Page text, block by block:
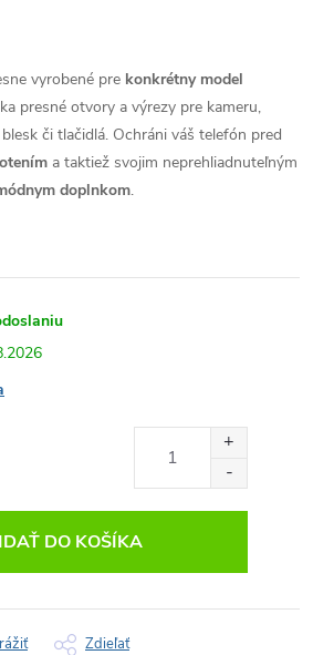
vyrobené pre konkrétny model
presné otvory a výrezy pre kameru,
či tlačidlá. Ochráni váš telefón pred
a taktiež svojim neprehliadnuteľným
doplnkom.
DO KOŠÍKA
Zdieľať